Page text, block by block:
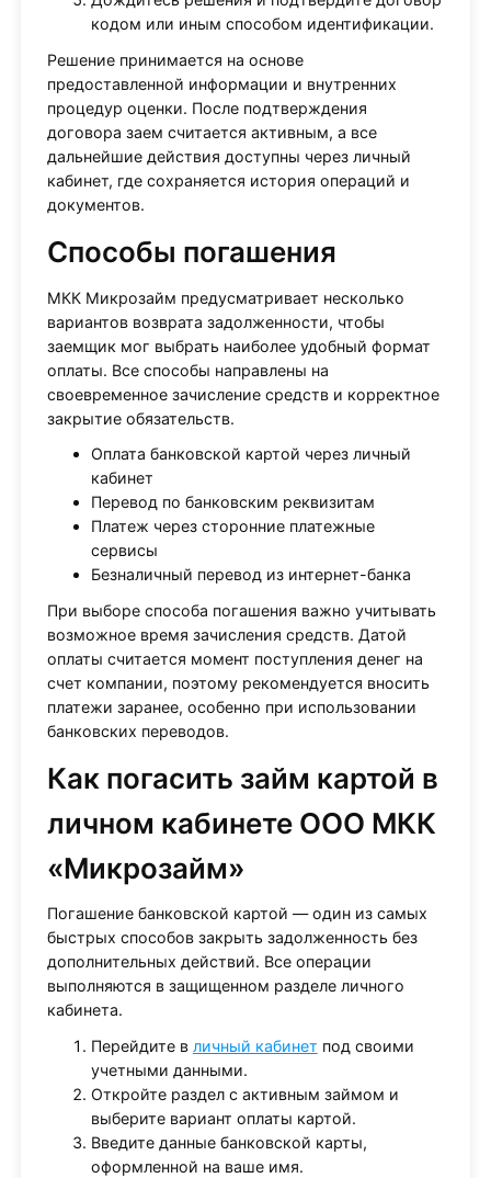
кодом или иным способом идентификации.
Решение принимается на основе
предоставленной информации и внутренних
процедур оценки. После подтверждения
договора заем считается активным, а все
дальнейшие действия доступны через личный
кабинет, где сохраняется история операций и
документов.
Способы погашения
МКК Микрозайм предусматривает несколько
вариантов возврата задолженности, чтобы
заемщик мог выбрать наиболее удобный формат
оплаты. Все способы направлены на
своевременное зачисление средств и корректное
закрытие обязательств.
Оплата банковской картой через личный
кабинет
Перевод по банковским реквизитам
Платеж через сторонние платежные
сервисы
Безналичный перевод из интернет-банка
При выборе способа погашения важно учитывать
возможное время зачисления средств. Датой
оплаты считается момент поступления денег на
счет компании, поэтому рекомендуется вносить
платежи заранее, особенно при использовании
банковских переводов.
Как погасить займ картой в
личном кабинете ООО МКК
«Микрозайм»
Погашение банковской картой — один из самых
быстрых способов закрыть задолженность без
дополнительных действий. Все операции
выполняются в защищенном разделе личного
кабинета.
Перейдите в личный кабинет под своими
учетными данными.
Откройте раздел с активным займом и
выберите вариант оплаты картой.
Введите данные банковской карты,
оформленной на ваше имя.